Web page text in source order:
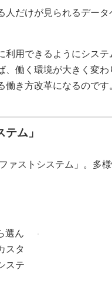
人だけが見られるデー
利用できるようにシステ
働く環境が大きく変わ
き方改革になるのです
ム」
ァストシステム」。多
選ん
スタ
ステ